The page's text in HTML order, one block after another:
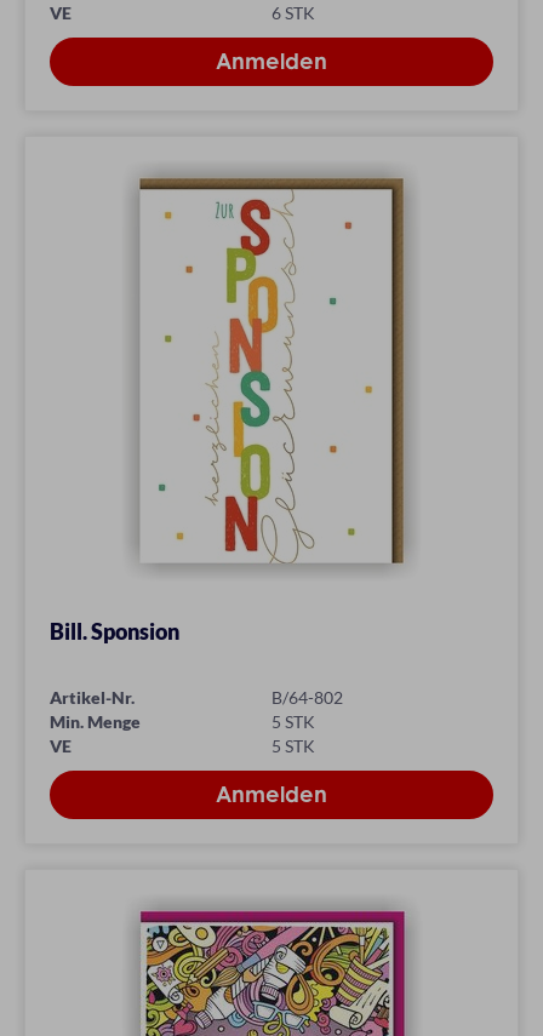
VE
6 STK
Bill. Sponsion
Artikel-Nr.
B/64-802
Min. Menge
5 STK
VE
5 STK